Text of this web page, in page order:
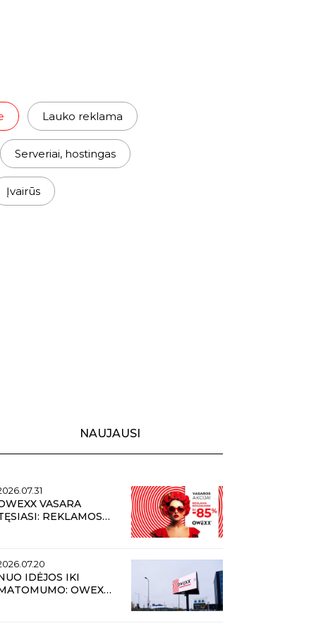
Lauko reklama
Serveriai, hostingas
Įvairūs
NAUJAUSI
VASARA
REKLAMOS
IDĖJOS IKI
OWEXX